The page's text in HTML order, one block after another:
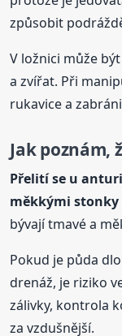
způsobit
V ložnici může
a zvířat. Při
rukavice a
Jak poznám,
Přelití se u
měkkými
bývají tmavé a
Pokud je půda
drenáž, je riziko
zálivky, kontrola
za vzdušnější.